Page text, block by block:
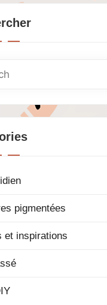
pigmentées
et inspirations